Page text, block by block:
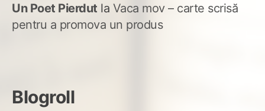
Un Poet Pierdut la Vaca mov – carte scrisă
pentru a promova un produs
Blogroll